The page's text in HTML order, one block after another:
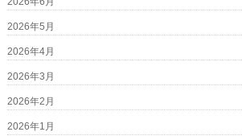
2026年5月
2026年4月
2026年3月
2026年2月
2026年1月